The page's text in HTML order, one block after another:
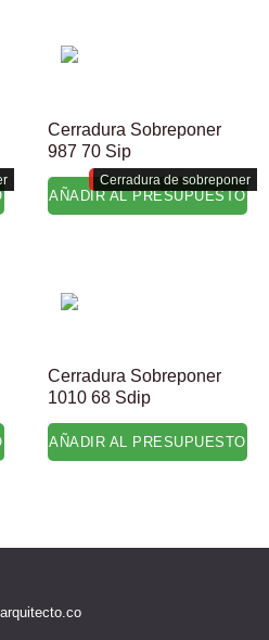
Cerradura Sobreponer
987 70 Sip
AÑADIR AL PRESUPUESTO
Cerradura Sobreponer
1010 68 Sdip
Cerradura de sobreponer
AÑADIR AL PRESUPUESTO